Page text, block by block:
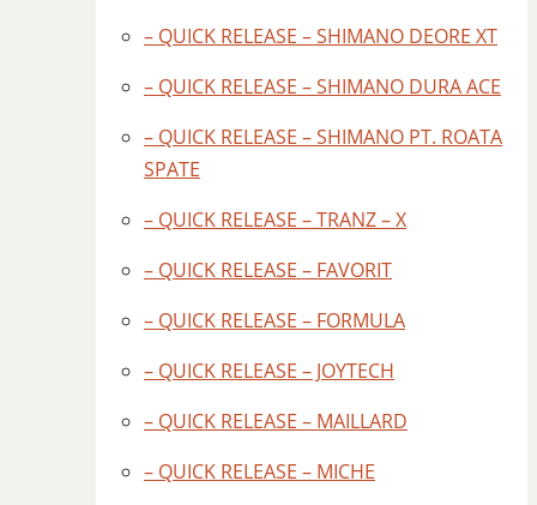
– QUICK RELEASE – SHIMANO DEORE XT
– QUICK RELEASE – SHIMANO DURA ACE
– QUICK RELEASE – SHIMANO PT. ROATA
SPATE
– QUICK RELEASE – TRANZ – X
– QUICK RELEASE – FAVORIT
– QUICK RELEASE – FORMULA
– QUICK RELEASE – JOYTECH
– QUICK RELEASE – MAILLARD
– QUICK RELEASE – MICHE